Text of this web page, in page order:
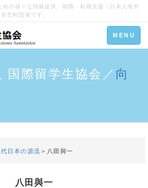
めの様々な情報提供、就職・転職支援（日本人海外
営利団体です。
Toggle
navigation
MENU
国際留学生協会／ 向
代日本の源流 ＞八田與一
八田與一